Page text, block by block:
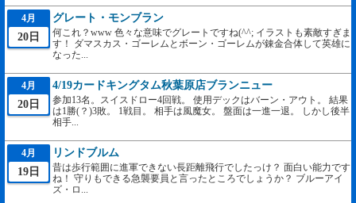
4月
20日
グレート・モンブラン
何これ？www 色々な意味でグレートですね(^^; イラストも素敵すぎま
す！ ダマスカス・ゴーレムとボーン・ゴーレムが錬金合体して英雄に
なった...
4月
20日
4/19カードキングタム秋葉原店ブランニュー
参加13名。スイスドロー4回戦。 使用デックはバーン・アウト。 結果
は1勝(？)3敗。 1戦目。 相手は風魔女。 盤面は一進一退。 しかし後半
相手...
4月
19日
リンドブルム
昔は歩行範囲に進軍できない長距離飛行でしたっけ？ 面白い能力です
ね！ 守りもできる急襲要員と言ったところでしょうか？ ブルーアイ
ズ・ロ...